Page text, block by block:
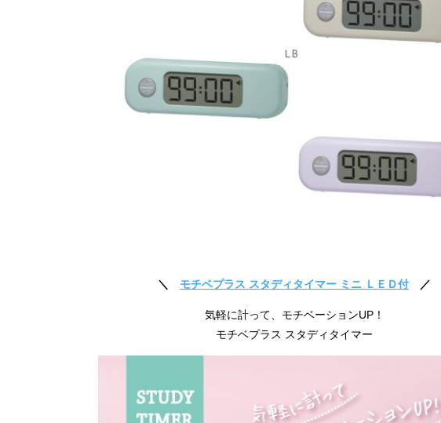
＼ モチベプラス スタディタイマー ミニ ＬＥＤ付 ／
気軽に計って、モチベーションUP！
モチベプラス スタディタイマー